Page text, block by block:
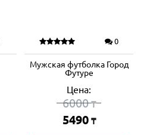
0
Мужская футболка Город
Футуре
Цена:
6000₸
5490 ₸